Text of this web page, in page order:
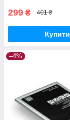
299 ₴ 401 ₴
Купити
–4%